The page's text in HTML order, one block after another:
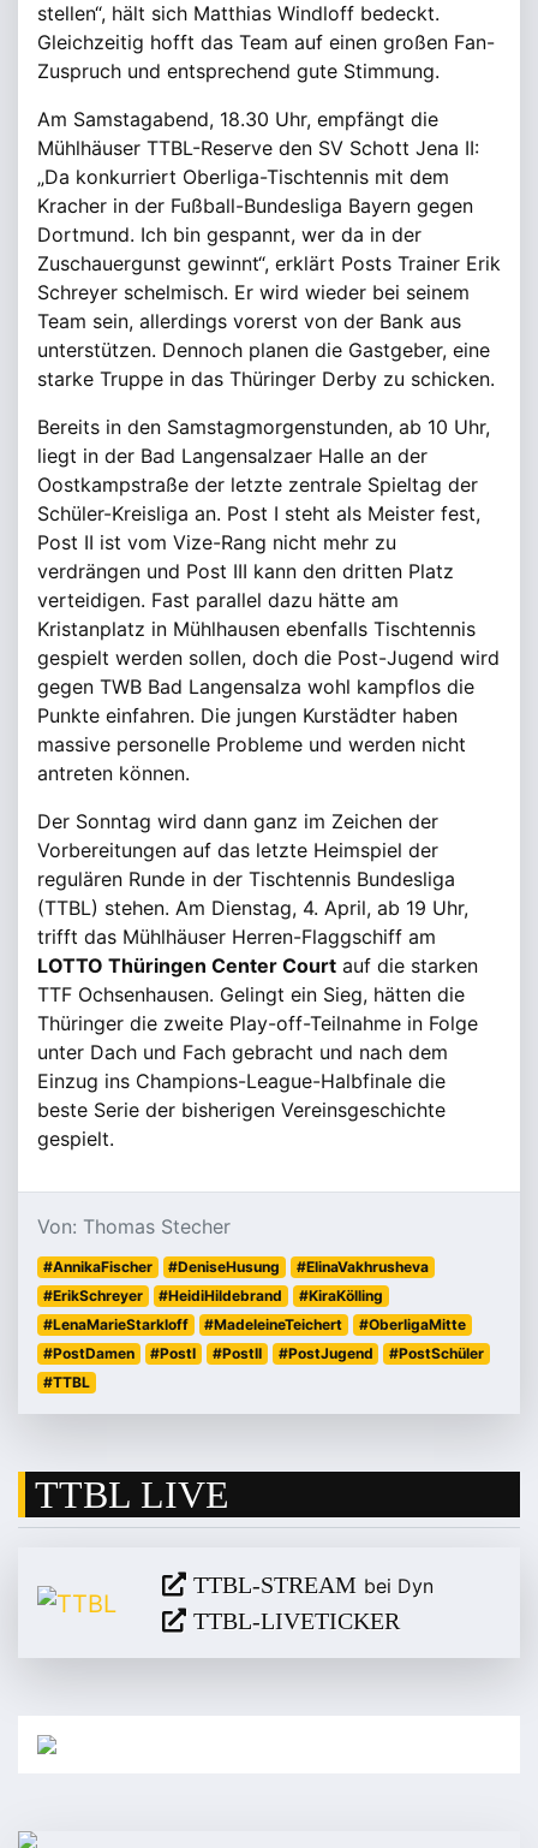
stellen“, hält sich Matthias Windloff bedeckt.
Gleichzeitig hofft das Team auf einen großen Fan-
Zuspruch und entsprechend gute Stimmung.
Am Samstagabend, 18.30 Uhr, empfängt die
Mühlhäuser TTBL-Reserve den SV Schott Jena II:
„Da konkurriert Oberliga-Tischtennis mit dem
Kracher in der Fußball-Bundesliga Bayern gegen
Dortmund. Ich bin gespannt, wer da in der
Zuschauergunst gewinnt“, erklärt Posts Trainer Erik
Schreyer schelmisch. Er wird wieder bei seinem
Team sein, allerdings vorerst von der Bank aus
unterstützen. Dennoch planen die Gastgeber, eine
starke Truppe in das Thüringer Derby zu schicken.
Bereits in den Samstagmorgenstunden, ab 10 Uhr,
liegt in der Bad Langensalzaer Halle an der
Oostkampstraße der letzte zentrale Spieltag der
Schüler-Kreisliga an. Post I steht als Meister fest,
Post II ist vom Vize-Rang nicht mehr zu
verdrängen und Post III kann den dritten Platz
verteidigen. Fast parallel dazu hätte am
Kristanplatz in Mühlhausen ebenfalls Tischtennis
gespielt werden sollen, doch die Post-Jugend wird
gegen TWB Bad Langensalza wohl kampflos die
Punkte einfahren. Die jungen Kurstädter haben
massive personelle Probleme und werden nicht
antreten können.
Der Sonntag wird dann ganz im Zeichen der
Vorbereitungen auf das letzte Heimspiel der
regulären Runde in der Tischtennis Bundesliga
(TTBL) stehen. Am Dienstag, 4. April, ab 19 Uhr,
trifft das Mühlhäuser Herren-Flaggschiff am
LOTTO Thüringen Center Court auf die starken
TTF Ochsenhausen. Gelingt ein Sieg, hätten die
Thüringer die zweite Play-off-Teilnahme in Folge
unter Dach und Fach gebracht und nach dem
Einzug ins Champions-League-Halbfinale die
beste Serie der bisherigen Vereinsgeschichte
gespielt.
Von: Thomas Stecher
#AnnikaFischer #DeniseHusung
#ElinaVakhrusheva
#ErikSchreyer
#HeidiHildebrand
#KiraKölling
#LenaMarieStarkloff
#MadeleineTeichert
#OberligaMitte
#PostDamen
#PostI #PostII #PostJugend
#PostSchüler
#TTBL
TTBL LIVE
TTBL-STREAM bei Dyn
TTBL-LIVETICKER